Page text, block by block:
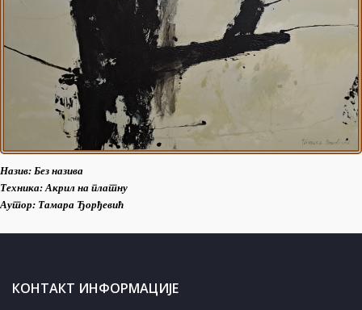
Назив: Без назива
Техника: Акрил на платну
Аутор: Тамара Ђорђевић
КОНТАКТ ИНФОРМАЦИЈЕ